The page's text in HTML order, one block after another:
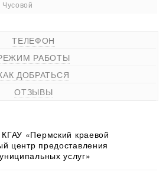
ТЕЛЕФОН
РАБОТЫ
ДОБРАТЬСЯ
ОТЗЫВЫ
«Пермский краевой
центр предоставления
услуг»